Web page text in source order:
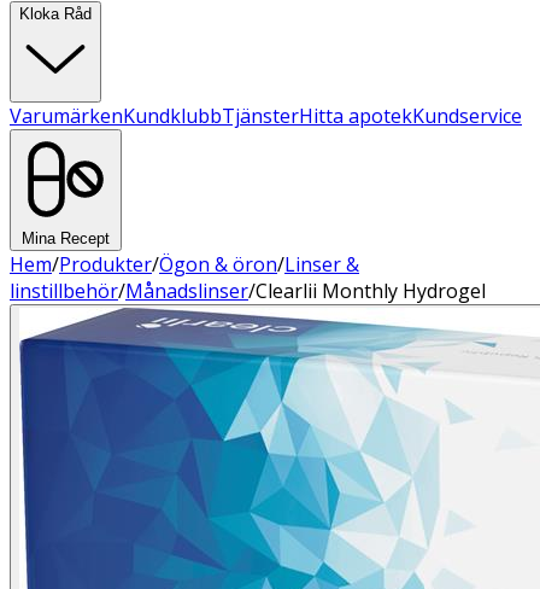
Kloka Råd
VarumärkenKundklubbTjänsterHitta apotekKundservice
Mina Recept
Hem/Produkter/Ögon & öron/Linser &
linstillbehör/Månadslinser/Clearlii Monthly Hydrogel